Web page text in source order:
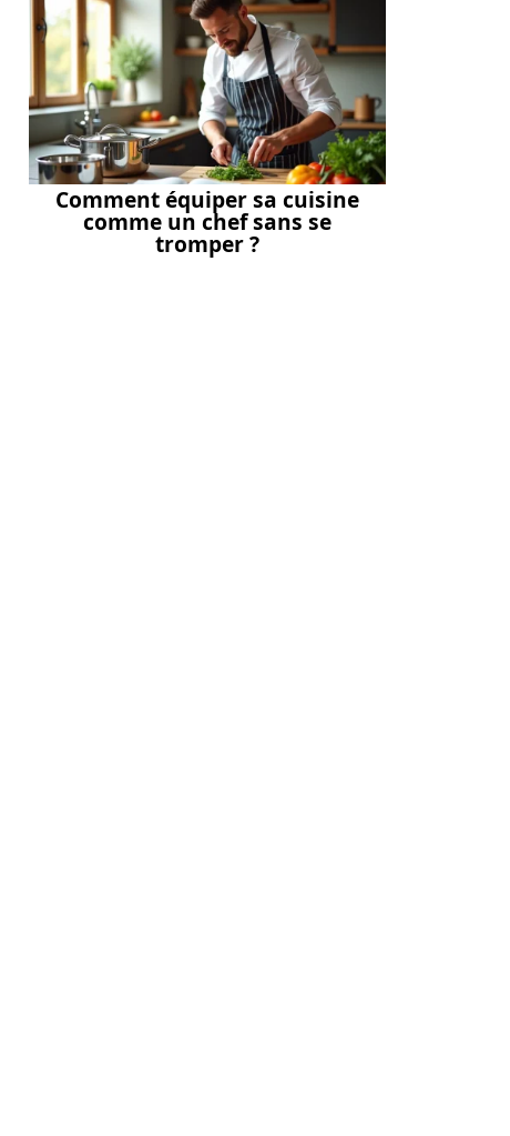
Comment équiper sa cuisine
comme un chef sans se
tromper ?